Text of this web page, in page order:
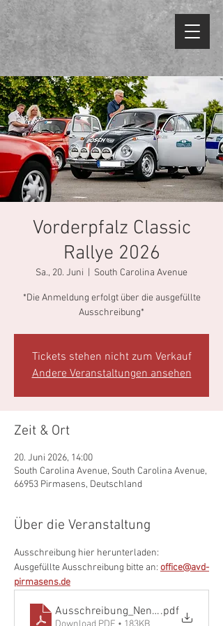
Vorderpfalz Classic
Rallye 2026
Sa., 20. Juni South Carolina Avenue
*Die Anmeldung erfolgt über die ausgefüllte
Ausschreibung*
Tickets stehen nicht zum Verkauf
Andere Veranstaltungen ansehen
Zeit & Ort
20. Juni 2026, 14:00
South Carolina Avenue, South Carolina Avenue,
66953 Pirmasens, Deutschland
Über die Veranstaltung
Ausschreibung hier herunterladen:
Ausgefüllte Ausschreibung bitte an: office@avd-
pirmasens.de
Ausschreibung_Nennung_VPC_2026
.pdf